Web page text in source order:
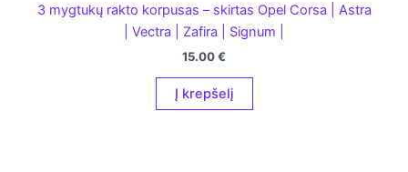
3 mygtukų rakto korpusas – skirtas Opel Corsa | Astra
| Vectra | Zafira | Signum |
15.00€
Į krepšelį